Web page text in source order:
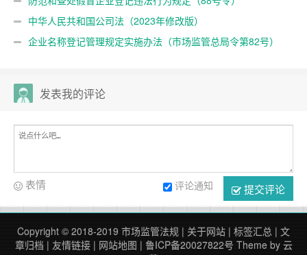
中华人民共和国公司法（2023年修改版）
企业名称登记管理规定实施办法（市场监管总局令第82号）
发表我的评论
提交评论
评论通知
表情
Copyright © 2018-2019 市场监管法规 | 关于网站 | 标签汇总 | 文
章归档 | 友情链接| 网站地图 | 鲁ICP备20027822号 Theme by 云